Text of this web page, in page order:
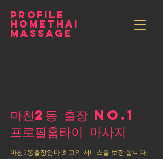
PROFILE
HOMETHAI
MASSAGE
마천2동 출장 NO.1
​프로필홈타이 마사지
마천2동출장안마 최고의 서비스를 보장 합니다.